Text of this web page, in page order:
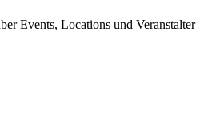
Events, Locations und Veranstalter